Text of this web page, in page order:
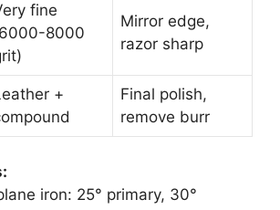
fine
8000
Mirror edge,
razor sharp
+
Final polish,
remove burr
iron: 25° primary, 30°